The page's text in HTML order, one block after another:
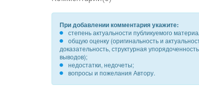
При добавлении комментария укажите:
степень актуальности публикуемого
общую оценку (оригинальность и
доказательность, структурная
выводов);
недостатки, недочеты;
вопросы и пожелания Автору.